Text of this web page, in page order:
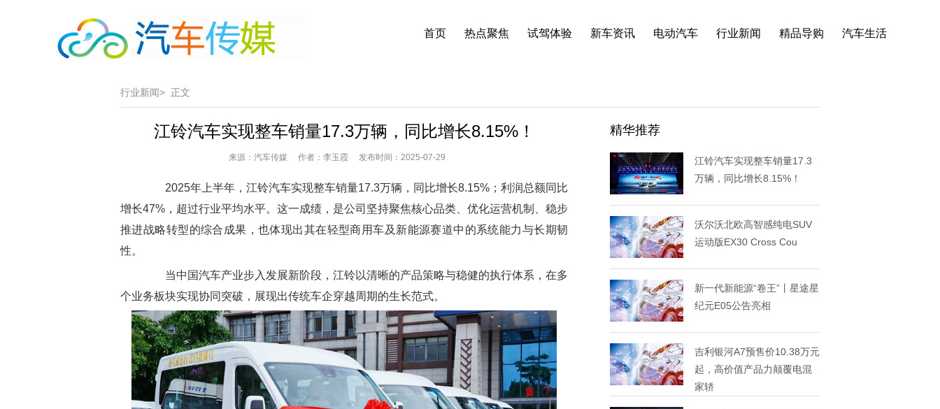
首页 热点聚焦 试驾体验 新车资讯 电动汽车 行业新闻 精品导购 汽车生活
行业新闻> 正文
江铃汽车实现整车销量17.3万辆，同比增长8.15%！
来源：汽车传媒 作者：李玉霞 发布时间：2025-07-29
2025年上半年，江铃汽车实现整车销量17.3万辆，同比增长8.15%；利润总额同比
增长47%，超过行业平均水平。这一成绩，是公司坚持聚焦核心品类、优化运营机制、稳步
推进战略转型的综合成果，也体现出其在轻型商用车及新能源赛道中的系统能力与长期韧
性。
当中国汽车产业步入发展新阶段，江铃以清晰的产品策略与稳健的执行体系，在多
个业务板块实现协同突破，展现出传统车企穿越周期的生长范式。
精华推荐
江铃汽车实现整车销量17.3
万辆，同比增长8.15%！
沃尔沃北欧高智感纯电SUV
运动版EX30 Cross Cou
新一代新能源“卷王”丨星途星
纪元E05公告亮相
吉利银河A7预售价10.38万元
起，高价值产品力颠覆电混
家轿